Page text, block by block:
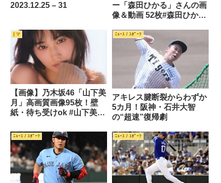
2023.12.25 – 31
ー「森田ひかる」さんの画
像＆動画 52枚#森田ひかる
| マ
【画像】乃木坂46「山下美
月」高画質画像95枚！壁
紙・待ち受けok #山下美
ﾆｭｰｽ / ｽﾎﾟｰﾂ
アキレス腱断裂からわずか
5カ月！阪神・石井大智
の“超速”復帰劇
ﾆｭｰｽ / ｽﾎﾟｰﾂ ﾆｭｰｽ / ｽﾎﾟｰﾂ